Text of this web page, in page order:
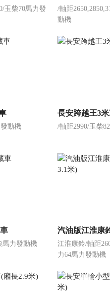
玉柴70馬力發
/軸距
動機
動機
長安跨越王3
/軸距2990/玉柴
馬力發動機
汽油版江淮康
米)
江淮康鈴/軸距
力64馬力發動機